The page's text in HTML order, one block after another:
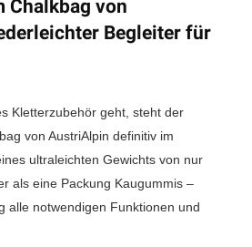
Chalkbag von
Begleiter für
Kletterzubehör geht, steht der
von AustriAlpin definitiv im
ultraleichten Gewichts von nur
als eine Packung Kaugummis –
alle notwendigen Funktionen und